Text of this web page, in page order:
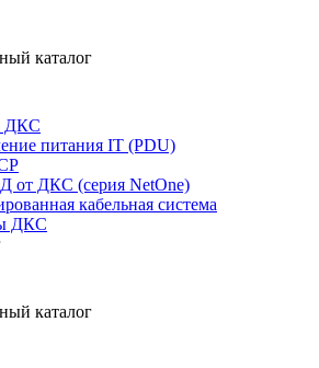
каталог
ДКС
питания IT (PDU)
ДКС (серия NetOne)
кабельная система
ДКС
каталог